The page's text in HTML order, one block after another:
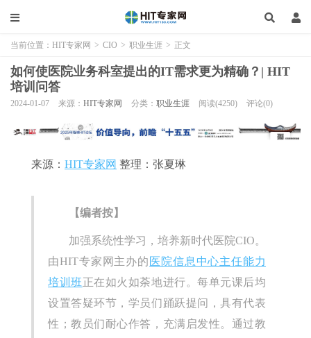
当前位置： HIT专家网 > CIO > 职业生涯 > 正文
如何使医院业务科室提出的IT需求更为精确？| HIT
培训问答
2024-01-07 来源： HIT专家网 分类： 职业生涯 阅读(4250) 评论(0)
来源： HIT专家网 整理：张夏琳
【编者按】
加强系统性学习，培养新时代医院CIO。
由HIT专家网主办的 医院信息中心主任能力
培训班 正在如火如荼地进行。每单元课后均
设置答疑环节，学员们踊跃提问，具有代表
性；教员们耐心作答，充满启发性。通过教